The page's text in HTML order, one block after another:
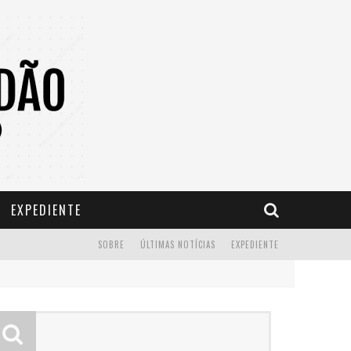
EXPEDIENTE
EXPEDIENTE
ÚLTIMAS NOTÍCIAS
SOBRE